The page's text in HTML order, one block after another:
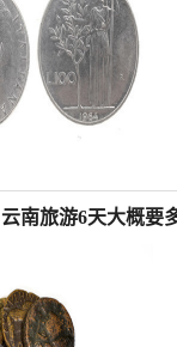
云南旅游6天大概要